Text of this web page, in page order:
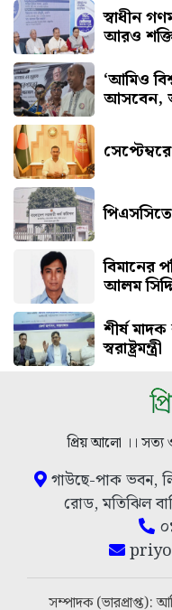
স্বাধীন
আরও
‘আমিও
আসবেন,
সেপ্টেম্বরে
বিমানের
আলম
শীর্ষ
স্বরাষ্ট্রমন্ত্রী
প্রিয় আলো ।। সত্য
গাউছে-পাক ভবন,
রোড, মতিঝিল
সম্পাদক (ভারপ্রাপ্ত):